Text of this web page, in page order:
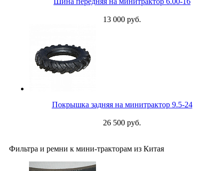
13 000 руб.
Покрышка задняя на минитрактор 9.5-24
26 500 руб.
Фильтра и ремни к мини-тракторам из Китая